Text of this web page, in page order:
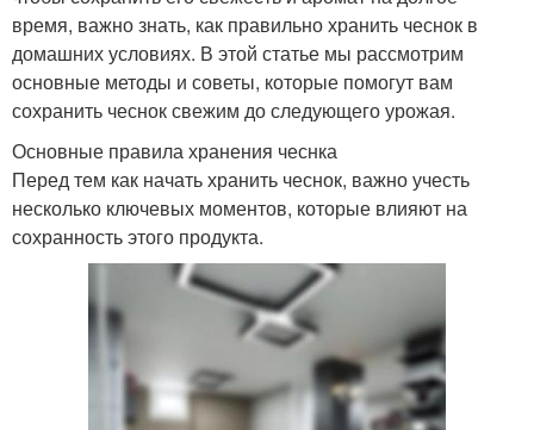
время, важно знать, как правильно хранить чеснок в
домашних условиях. В этой статье мы рассмотрим
основные методы и советы, которые помогут вам
сохранить чеснок свежим до следующего урожая.
Основные правила хранения чеснка
Перед тем как начать хранить чеснок, важно учесть
несколько ключевых моментов, которые влияют на
сохранность этого продукта.